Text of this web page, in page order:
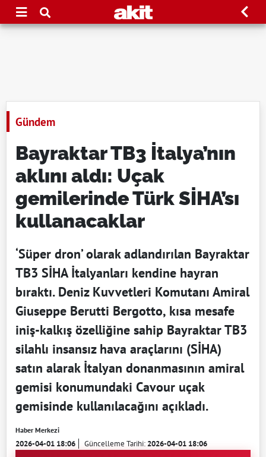
Gündem
Bayraktar TB3 İtalya’nın
aklını aldı: Uçak
gemilerinde Türk SİHA’sı
kullanacaklar
‘Süper dron’ olarak adlandırılan Bayraktar
TB3 SİHA İtalyanları kendine hayran
bıraktı. Deniz Kuvvetleri Komutanı Amiral
Giuseppe Berutti Bergotto, kısa mesafe
iniş-kalkış özelliğine sahip Bayraktar TB3
silahlı insansız hava araçlarını (SİHA)
satın alarak İtalyan donanmasının amiral
gemisi konumundaki Cavour uçak
gemisinde kullanılacağını açıkladı.
Haber Merkezi
2026-04-01 18:06 Güncelleme Tarihi:2026-04-01 18:06